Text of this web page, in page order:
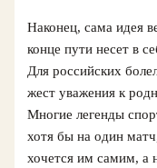
Наконец, сама идея
конце пути несет в
Для российских
жест уважения к
Многие легенды
хотя бы на один
хочется им самим, а